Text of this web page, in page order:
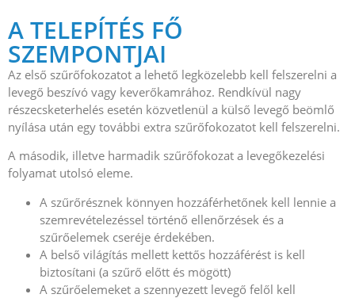
A TELEPÍTÉS FŐ
SZEMPONTJAI
Az első szűrőfokozatot a lehető legközelebb kell felszerelni a
levegő beszívó vagy keverőkamrához. Rendkívül nagy
részecsketerhelés esetén közvetlenül a külső levegő beömlő
nyílása után egy további extra szűrőfokozatot kell felszerelni.
A második, illetve harmadik szűrőfokozat a levegőkezelési
folyamat utolsó eleme.
A szűrőrésznek könnyen hozzáférhetőnek kell lennie a
szemrevételezéssel történő ellenőrzések és a
szűrőelemek cseréje érdekében.
A belső világítás mellett kettős hozzáférést is kell
biztosítani (a szűrő előtt és mögött)
A szűrőelemeket a szennyezett levegő felől kell